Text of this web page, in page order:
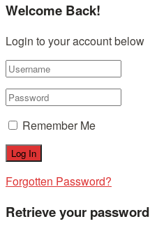
Welcome Back!
Login to your account below
Remember Me
Forgotten Password?
Retrieve your password